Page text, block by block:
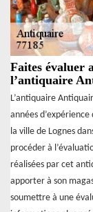
Faites évaluer
l’antiquaire
L’antiquaire
années
la ville de Lognes
procéder à
réalisées par cet
apporter à son
soumettre à une